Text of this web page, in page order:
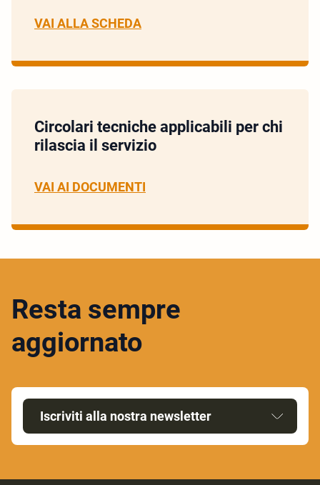
VAI ALLA SCHEDA
Circolari tecniche applicabili per chi
rilascia il servizio
VAI AI DOCUMENTI
Resta sempre
aggiornato
Iscriviti alla nostra newsletter